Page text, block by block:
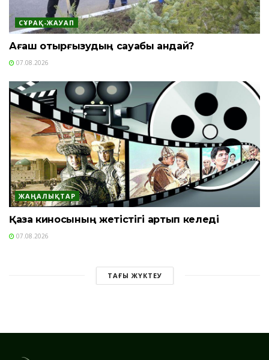
СҰРАҚ-ЖАУАП
Ағаш отырғызудың сауабы қандай?
07.08.2026
ЖАҢАЛЫҚТАР
Қазақ киносының жетістігі артып келеді
07.08.2026
ТАҒЫ ЖҮКТЕУ